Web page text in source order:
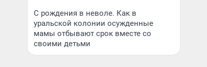
С рождения в неволе. Как в
уральской колонии осужденные
мамы отбывают срок вместе со
своими детьми